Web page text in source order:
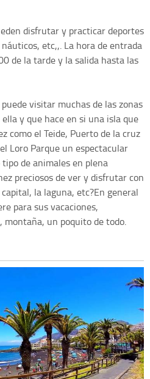
disfrutar y practicar deportes
etc,,. La hora de entrada
de la tarde y la salida hasta las
visitar muchas de las zonas
y que hace en si una isla que
como el Teide, Puerto de la cruz
Loro Parque un espectacular
de animales en plena
preciosos de ver y disfrutar con
la laguna, etc?En general
para sus vacaciones,
un poquito de todo.